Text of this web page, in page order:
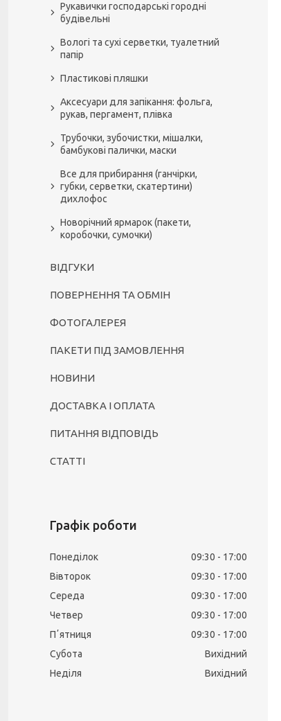
Рукавички господарські городні
будівельні
Вологі та сухі серветки, туалетний
папір
Пластикові пляшки
Аксесуари для запікання: фольга,
рукав, пергамент, плівка
Трубочки, зубочистки, мішалки,
бамбукові палички, маски
Все для прибирання (ганчірки,
губки, серветки, скатертини)
дихлофос
Новорічний ярмарок (пакети,
коробочки, сумочки)
ВІДГУКИ
ПОВЕРНЕННЯ ТА ОБМІН
ФОТОГАЛЕРЕЯ
ПАКЕТИ ПІД ЗАМОВЛЕННЯ
НОВИНИ
ДОСТАВКА І ОПЛАТА
ПИТАННЯ ВІДПОВІДЬ
СТАТТІ
Графік роботи
Понеділок 09:30
17:00
Вівторок
09:30
17:00
Середа
09:30
17:00
Четвер
09:30
17:00
Пʼятниця
09:30
17:00
Субота
Вихідний
Неділя
Вихідний